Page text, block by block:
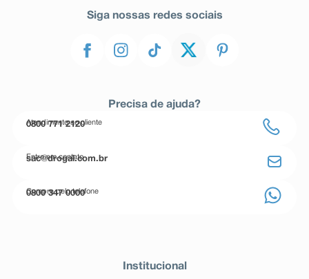
Siga nossas redes sociais
Precisa de ajuda?
Atendimento ao cliente
0800 771 2120
Entre em contato
sac@drogal.com.br
Compre pelo telefone
0800 347 0000
Institucional